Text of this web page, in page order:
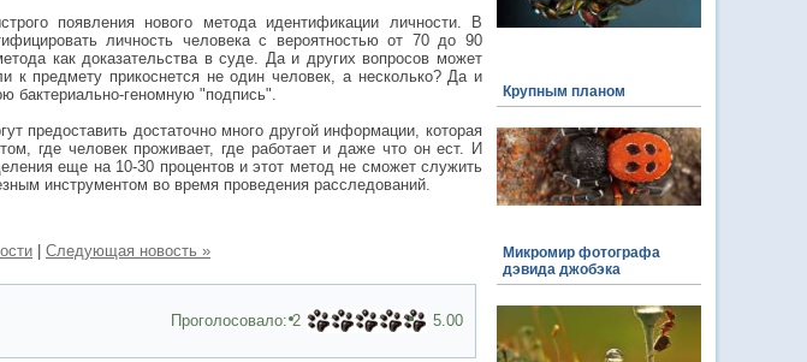
появления нового метода идентификации личности. В
личность человека с вероятностью от 70 до 90
как доказательства в суде. Да и других вопросов может
к предмету прикоснется не один человек, а несколько? Да и
бактериально-геномную "подпись".
предоставить достаточно много другой информации, которая
где человек проживает, где работает и даже что он ест. И
еще на 10-30 процентов и этот метод не сможет служить
инструментом во время проведения расследований.
Следующая новость »
Проголосовало:2 5.00
Крупным планом
Микромир фотографа
дэвида джобэка